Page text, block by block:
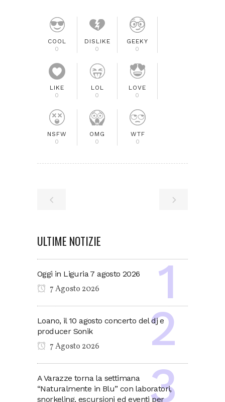
COOL
0
DISLIKE
0
GEEKY
0
LIKE
0
LOL
0
LOVE
0
NSFW
0
OMG
0
WTF
0
ULTIME NOTIZIE
Oggi in Liguria 7 agosto 2026
7 Agosto 2026
Loano, il 10 agosto concerto del dj e
producer Sonik
7 Agosto 2026
A Varazze torna la settimana
“Naturalmente in Blu” con laboratori,
snorkeling, escursioni ed eventi per